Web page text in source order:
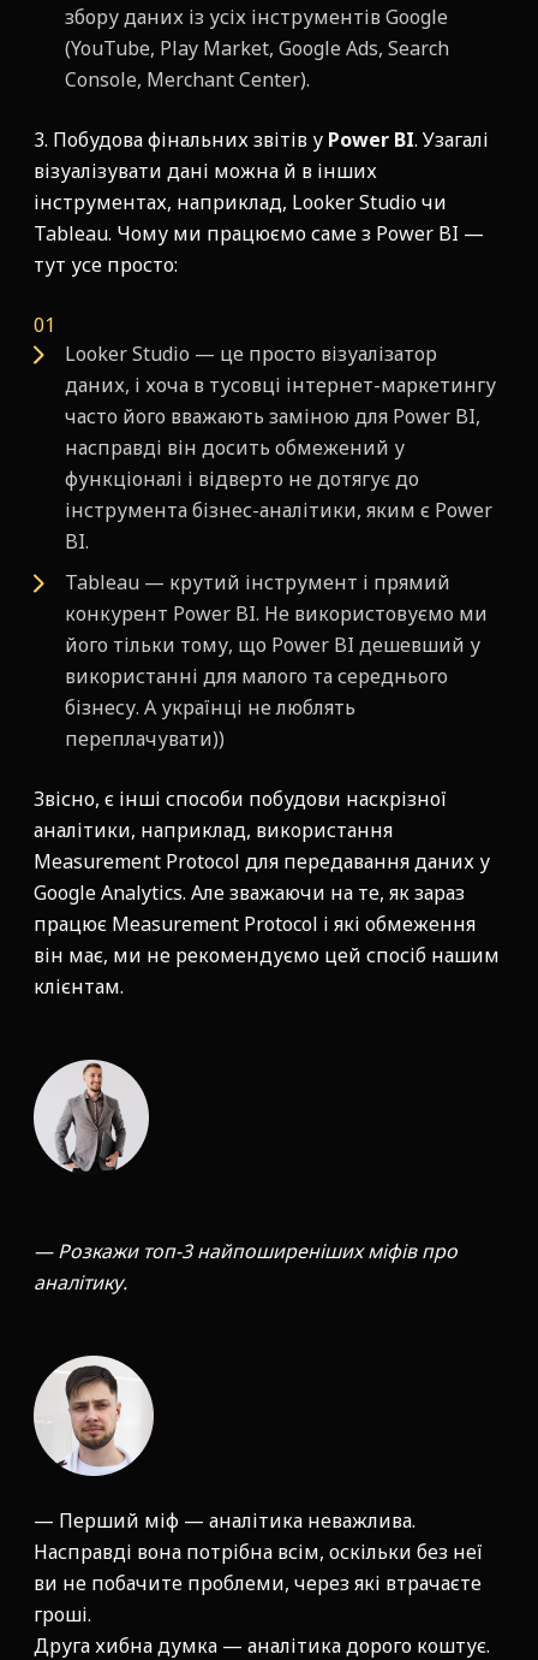
збору даних із усіх інструментів Google
(YouTube, Play Market, Google Ads, Search
Console, Merchant Center).
3. Побудова фінальних звітів у Power BI. Узагалі
візуалізувати дані можна й в інших
інструментах, наприклад, Looker Studio чи
Tableau. Чому ми працюємо саме з Power BI —
тут усе просто:
Looker Studio — це просто візуалізатор
даних, і хоча в тусовці інтернет-маркетингу
часто його вважають заміною для Power BI,
насправді він досить обмежений у
функціоналі і відверто не дотягує до
інструмента бізнес-аналітики, яким є Power
BI.
Tableau — крутий інструмент і прямий
конкурент Power BI. Не використовуємо ми
його тільки тому, що Power BI дешевший у
використанні для малого та середнього
бізнесу. А українці не люблять
переплачувати))
Звісно, є інші способи побудови наскрізної
аналітики, наприклад, використання
Measurement Protocol для передавання даних у
Google Analytics. Але зважаючи на те, як зараз
працює Measurement Protocol і які обмеження
він має, ми не рекомендуємо цей спосіб нашим
клієнтам.
— Розкажи топ-3 найпоширеніших міфів про
аналітику.
— Перший міф — аналітика неважлива.
Насправді вона потрібна всім, оскільки без неї
ви не побачите проблеми, через які втрачаєте
гроші.
Друга хибна думка — аналітика дорого коштує.